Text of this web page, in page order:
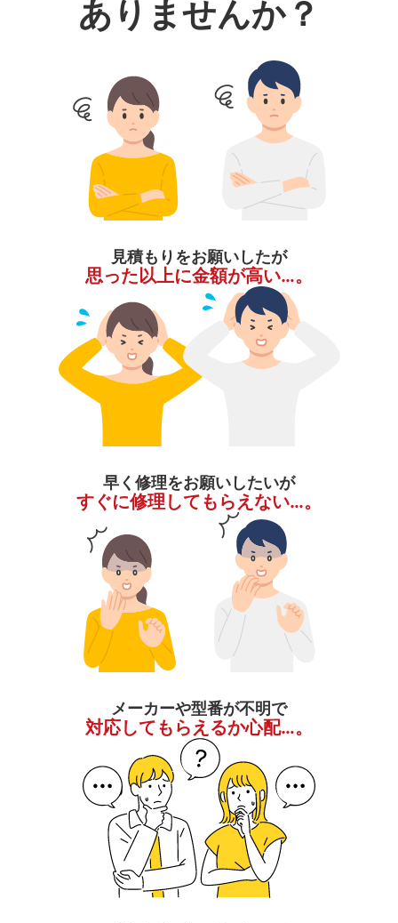
ありませんか？
見積もりをお願いしたが
思った以上に金額が高い…。
早く修理をお願いしたいが
すぐに修理してもらえない…。
メーカーや型番が不明で
対応してもらえるか心配…。